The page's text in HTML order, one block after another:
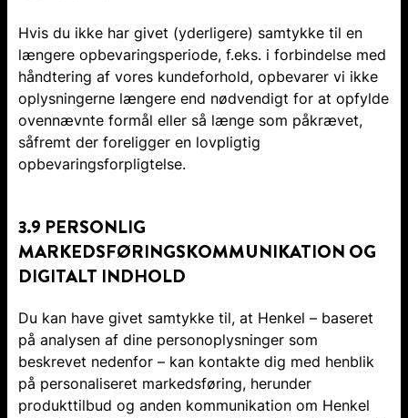
Hvis du ikke har givet (yderligere) samtykke til en
længere opbevaringsperiode, f.eks. i forbindelse med
håndtering af vores kundeforhold, opbevarer vi ikke
oplysningerne længere end nødvendigt for at opfylde
ovennævnte formål eller så længe som påkrævet,
såfremt der foreligger en lovpligtig
opbevaringsforpligtelse.
3.9 PERSONLIG
MARKEDSFØRINGSKOMMUNIKATION OG
DIGITALT INDHOLD
Du kan have givet samtykke til, at Henkel – baseret
på analysen af dine personoplysninger som
beskrevet nedenfor – kan kontakte dig med henblik
på personaliseret markedsføring, herunder
produkttilbud og anden kommunikation om Henkel